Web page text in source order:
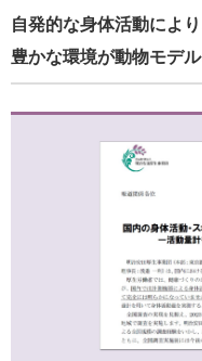
私たちはどのくらい動
課題の解決へ 計測機
持久力の高い高齢者は
自発的な身体活動によ
豊かな環境が動物モデ